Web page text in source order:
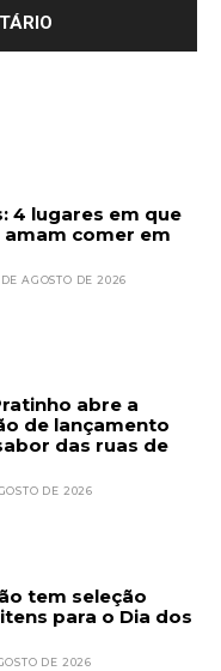
4 lugares em que
amam comer em
AGOSTO DE 2026
abre a
de lançamento
das ruas de
DE 2026
tem seleção
para o Dia dos
DE 2026